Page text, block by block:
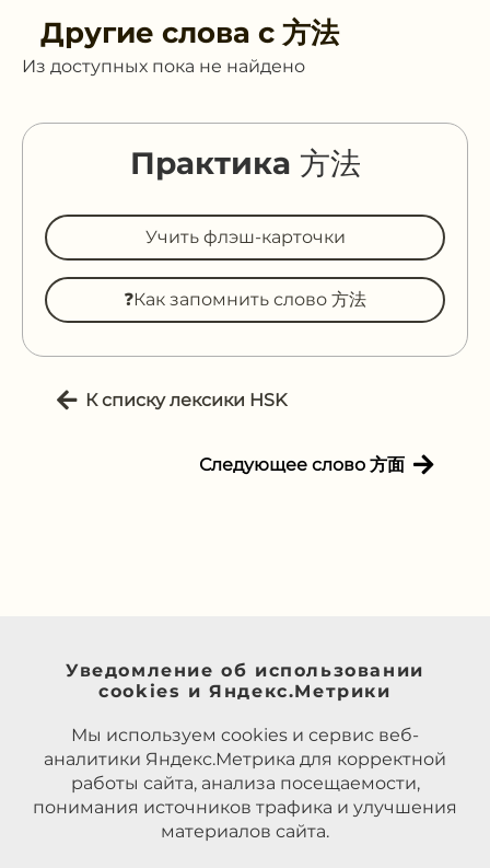
Другие слова с 方法
Из доступных пока не найдено
Практика 方法
Учить флэш-карточки
❓Как запомнить слово 方法
К списку лексики HSK
Следующее слово 方面
Уведомление об использовании
cookies и Яндекс.Метрики
Мы используем cookies и сервис веб-
аналитики Яндекс.Метрика для корректной
работы сайта, анализа посещаемости,
понимания источников трафика и улучшения
материалов сайта.